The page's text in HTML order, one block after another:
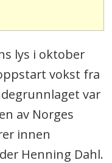
lys i oktober
vokst fra
var
av Norges
innen
Henning Dahl.